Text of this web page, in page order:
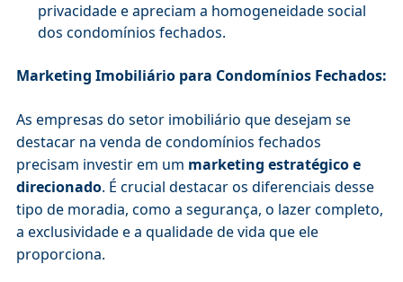
privacidade e apreciam a homogeneidade social
dos condomínios fechados.
Marketing Imobiliário para Condomínios Fechados:
As empresas do setor imobiliário que desejam se
destacar na venda de condomínios fechados
precisam investir em um marketing estratégico e
direcionado. É crucial destacar os diferenciais desse
tipo de moradia, como a segurança, o lazer completo,
a exclusividade e a qualidade de vida que ele
proporciona.